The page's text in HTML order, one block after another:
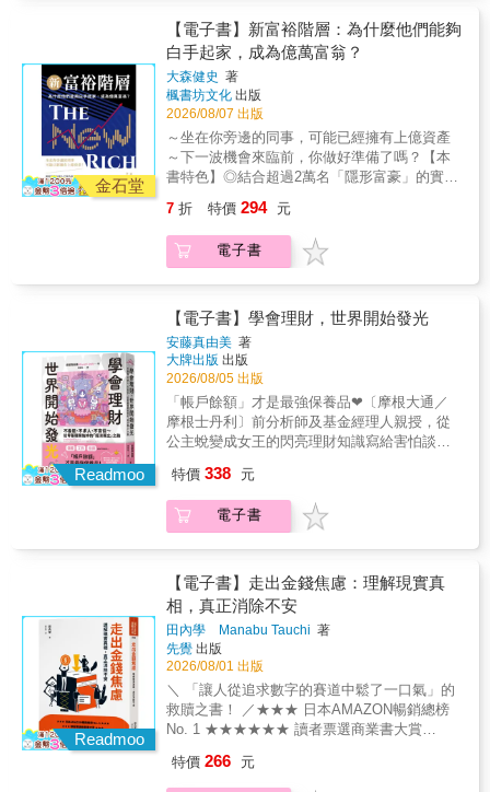
王的投資理財筆記】創辦人-喬王 ・台灣設計聯
盟理事長-楊佳璋 ・財經主持人-葉芷娟 ・財經
主播/主持人-詹璇依 ・企管講師、高效人生商
學院Podcast共同主持人- 趙胤丞 &
訓練之路：持續檢討 巨人傑：「我即使是賠一
元也會找出原因，到現在都還是，包含看對做
錯、看錯做對、看錯做錯，都會把它分類仔
細，並且找出原因、以及檢討該如何改善。做
這些工作，目標並不是追求未來都不會賠錢，
而是追求要做對的動作。」 真金白銀成交的損
益對帳單與交易的成交明細，對交易者來說，
是最重要的資產。然而許多交易者卻寧願聽信
股市名師、到處求明牌，也不願正視自己做過
的交易。賺錢、賠錢，都是市場告訴你的解
答，也是你最珍貴的資產，甚至可以說是市場
給你上的課程。 那麼該怎麼看？他揭露七大必
看重點，只要不懈執行，你也能在市場上戰勝
遵守紀律卻賺到錢，讓自己知道這些都只是一
時運氣好。 四、看哪些交易是賠錢的。 五、看
哪些交易不該賠卻賠錢。 六、看哪些交易應該
是小賠卻大賠。 七、看哪些交易雖然符合策略
卻賠錢，並思考改善之道。 ◎交易員的茁壯之
路：直到財富自由，都要省錢做交易 巨人傑：
「存了一點小資本，拿到可以進入交易市場的
情，就是盡可能的省錢、節流。為了成功，你
錢拿來開發新策略。假如本金無法留住，你就
永遠無法變大。」 有志於投資，尤其是想要成
為全職交易員的人，最需要警惕的問題並非本
金不夠多，而是在股市中賺到錢以後，要如何
讓本金持續長大。 如何開始？ 巨人傑的建議
是，不妨從學生時期就開始嘗試。因為出社會
後，周遭的眼光與社會的無形壓力，會讓你難
以維持穩定的心態。學生身分是一個最好的保
護傘，他本人正是在學生時期盡可能省吃儉
用，多方學習與嘗試，並將金錢用來做交易練
習，才能得到現在的成就。 重點在於，盡可能
將錢存下來做為本金，只要多個五千、一萬
元，就能多做一次練習。 如何持續成長？ 在世
人眼中，交易員代表的是財富自由、無憂無慮
對自認為已經從機率角度思考，實際上做得並
不完善的交易者，處理他們思想中的各項衝
突、對立和矛盾。 5.引導交易者，把這種思考
策略，整合到心智系統的實用層面上。
繪製1901-1999道瓊工業指數走勢，搭配李佛摩
的故事與操作，讓交易心法一目了然。更彙整
李佛摩生平年表與交易準則，重點圖解股市的
「最小阻力路徑」，幫助你理解市場行情趨
勢，找到屬於自己的投資之道！ 透過傳奇人物
的交易人生，開啟洞察人性的閱讀之旅！ &
【本書特色】 ★ 譯者專業背景：現行各家版本
中，唯一兼具專業金融與實務證券投資經驗 ★
道瓊百年圖解：收錄當年市價行情走勢圖，更
好理解交易背景與操作時機 ★ 中肯註解導讀：
摩其人其事 ★ 書末重點總結：總結李佛摩一生
交易法則，提綱挈領，加速讀者理解運用 ★ 百
年紀念企畫：臺灣知名操盤手獨家分享，改變
交易原則】 ✓不要企圖抓住行情最後的1/8美元
──或者行情最初的1/8美元。這兩個1/8美元，
是世上最昂貴的1/8美元。 ✓正如其他事物一
樣，股票價格沿著阻力最小的路線運動。因
此，如果他在上升時受到的阻力比在下降時受
到的阻力更小，它就會上升；反之亦然。 ✓我
的交易方法聽起來非常簡單，但是在實際操作
重要的是防範你自己──警惕你的人性。 ✓人們
說，凡事皆有兩面，然而，股票市場真正有利
的只有一面，既不是多頭也也不是空頭，而是
符合趨勢的正確一面。 ✓站在正確一面的人總
二是那些站在錯誤一面的人。 &
習 越賺愈上手─打電動都有攻略可以破關了，
金融市場一定也有！領悟四大法寶（均線、趨
勢線、成交量、型態）的重要。 ◎投資心法
4：想敗部復活，請留保命錢─投資不能全部梭
哈，聰明的人手上總是留有三成現金，以備不
時之需。 ◎投資心法5：不想認賠，你會賠更
多─投資必須要做好風險控管，面對風險、擁抱
風險，並且設好停損點，才能保護自己的資
產，等待下一次投資的機會。 ▍超簡單投資
你聰明篩選個股 2.認識四大法寶─ ◎20移動平
均線 ◎趨勢線 ◎型態 ◎成交量 3.出現四大訊
號請立刻停損─在行情由牛市轉為熊市時，投資
人選擇的處理方式，第一是賭它之後會再漲回
資金。 4.善用工具，學會選股─ ◎「長線聚寶
盆Plus」潛力股集合地─依靠「火焰指標」選出
強勢明星股，節省選股時間。 ◎「強棒旺旺
來」飆股都在這裡─當天快速篩選出盤中的強勢
股和弱勢股，投資人可以從每一檔股票的日
線、週線檢視比對，擬定相關波段交易策略。
▍輕鬆學會台灣50 ETF投資法 ◎誰適合投資台
灣 50ETF？ ◎投資台灣50 ETF方式：1.定期定
額懶人投資法2.大跌大買逢低進場3.波段操作靈
利組，成為財務自主、提早退休的實踐者 【選
擇好股】&rarr;【設定停利停損點】&rarr;【學
會波段操作】&rarr;【獲取價差】 ▍股票女王寫
當月光族，訂定存錢計畫 ◎投資自己，穩賺不
賠 ◎賺多少資產，才能實現財務自由？ ◎投資
之前先做好四大心理準備 ◎認識常見的投資工
具 ◎三不一沒有，不盯盤獲利法 ◎定時健檢手
中持股 ◎大賺小賠，很多人都做到了 【飆股女
王的投資金句】 ★絕不和股票談戀愛，「不停
損」就要有賠光的勇氣 ★你不理財，財不理你
★在買進任一檔股票前，請「先再三確認所有
負債，不是你的資產 ★交易是一輩子的事，別
把它當成一下子 ★買在最低點、賣在最高點是
如今，情況已完全不同。新時代的有錢人不開
名車、不炫富，也未必是企業家，但跟隨網路
發展的時代潮流，從股票、加密資產、網路事
業到全球布局，他們早早洞見趨勢、成功躍
升，徹底改寫了財富累積的方式。作者長年協
助規劃海外移居，親眼見證新世代的富裕階層
如何誕生，包含：．靠投資累積數億資產的上
班族．掌握加密資產浪潮的20歲年輕人．以知
識變現模式年賺千萬的自由工作者本書彙整超
過2萬名有錢人的真實案例，揭開新時代財富的
會」的雙眼。
金石堂
【電子書】新富裕階層：為什麼他們能夠
白手起家，成為億萬富翁？
大森健史 著
楓書坊文化 出版
2026/08/07 出版
～坐在你旁邊的同事，可能已經擁有上億資產
～下一波機會來臨前，你做好準備了嗎？【本
書特色】◎結合超過2萬名「隱形富豪」的實際
事業到知識變現，解析新時代財富形成機制。
◎深入比較富裕階層與一般人的思考模式與行
動差異，探討全球化時代下的資產布局策略。
如今，情況已完全不同。新時代的有錢人不開
名車、不炫富，也未必是企業家，但跟隨網路
發展的時代潮流，從股票、加密資產、網路事
業到全球布局，他們早早洞見趨勢、成功躍
升，徹底改寫了財富累積的方式。作者長年協
助規劃海外移居，親眼見證新世代的富裕階層
如何誕生，包含：．靠投資累積數億資產的上
班族．掌握加密資產浪潮的20歲年輕人．以知
識變現模式年賺千萬的自由工作者本書彙整超
思維模式，讓你也擁有「在時代轉折點看見機
會」的雙眼。
7 折 特價 294 元
電子書
Readmoo
【電子書】學會理財，世界開始發光
安藤真由美 著
大牌出版 出版
2026/08/05 出版
「帳戶餘額」才是最強保養品❤〔摩根大通／
摩根士丹利〕前分析師及基金經理人親授，從
公主蛻變成女王的閃亮理財知識寫給害怕談
投資，不需要委屈自己～用最舒服的姿態跟錢
相處吧！」★ 第一本從女性視角出發的理財
書，這些金錢知識，是妳踏出經濟獨立的第一
全年齡、零基礎適用！從儲蓄、工作與投資出
發，不拚命省錢，也不盲目投資，而是建立真
正適合自己的理財系統┏･━･━･━･━･━･━･
━･━･━･━･┓ 金錢，只是讓妳的人生過得
更好； 妳，才是人生的主角！┗･━･━･━･
━･━･━･━･━･━･━･┛ 請先想一
想： 「在妳最近花錢購買的物品當中，有
哪一樣東西，是妳覺得『超划算』的
呢？」 「為了存錢，每天都省吃儉用，生
活過得好累，帳戶餘額卻依然沒有增
特價 338 元
電子書
Readmoo
【電子書】走出金錢焦慮：理解現實真
相，真正消除不安
田內學 Manabu Tauchi 著
先覺 出版
2026/08/01 出版
＼ 「讓人從追求數字的賽道中鬆了一口氣」的
救贖之書！ ／★★★ 日本AMAZON暢銷總榜
No. 1 ★★★★★★ 讀者票選商業書大賞
依然如此不安？8個思考，配合4項行動，在萬
物齊漲時代安心過日子！◤資本主義就是一個
特價 266 元